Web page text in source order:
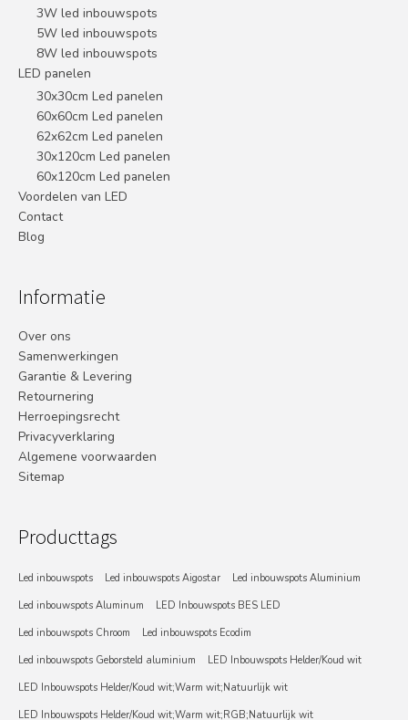
3W led inbouwspots
5W led inbouwspots
8W led inbouwspots
LED panelen
30x30cm Led panelen
60x60cm Led panelen
62x62cm Led panelen
30x120cm Led panelen
60x120cm Led panelen
Voordelen van LED
Contact
Blog
Informatie
Over ons
Samenwerkingen
Garantie & Levering
Retournering
Herroepingsrecht
Privacyverklaring
Algemene voorwaarden
Sitemap
Producttags
Led inbouwspots Led inbouwspots Aigostar
Led inbouwspots Aluminium
Led inbouwspots Aluminum
LED Inbouwspots BES LED
Led inbouwspots Chroom
Led inbouwspots Ecodim
Led inbouwspots Geborsteld aluminium
LED Inbouwspots Helder/Koud wit
LED Inbouwspots Helder/Koud wit;Warm wit;Natuurlijk wit
LED Inbouwspots Helder/Koud wit;Warm wit;RGB;Natuurlijk wit